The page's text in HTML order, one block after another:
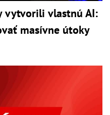
vytvorili vlastnú AI:
masívne útoky